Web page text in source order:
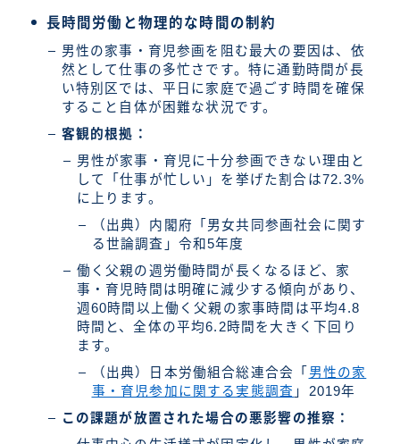
長時間労働と物理的な時間の制約
男性の家事・育児参画を阻む最大の要因は、依
然として仕事の多忙さです。特に通勤時間が長
い特別区では、平日に家庭で過ごす時間を確保
すること自体が困難な状況です。
客観的根拠：
男性が家事・育児に十分参画できない理由と
して「仕事が忙しい」を挙げた割合は72.3%
に上ります。
（出典）内閣府「男女共同参画社会に関す
る世論調査」令和5年度
働く父親の週労働時間が長くなるほど、家
事・育児時間は明確に減少する傾向があり、
週60時間以上働く父親の家事時間は平均4.8
時間と、全体の平均6.2時間を大きく下回り
ます。
（出典）日本労働組合総連合会「 男性の家
事・育児参加に関する実態調査 」2019年
この課題が放置された場合の悪影響の推察：